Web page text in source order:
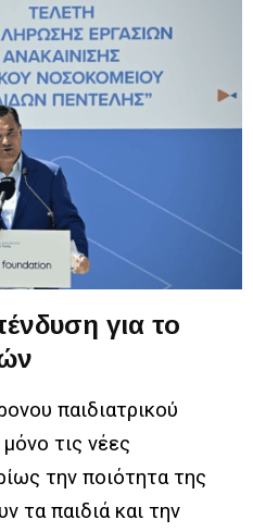
για το
παιδιατρικού
τις νέες
την ποιότητα της
τα παιδιά και την